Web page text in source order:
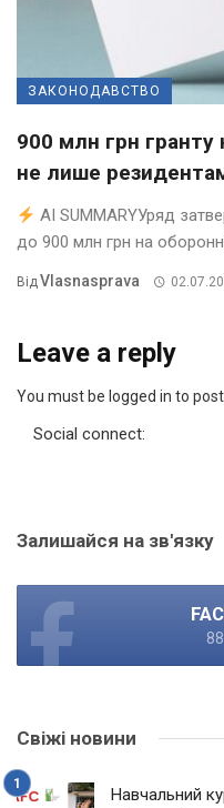
ЗАКОНОДАВСТВО
900 млн грн гранту
не лише
AI SUMMARYУряд
до 900 млн грн на оборонні
ВідVlasnasprava
Leave a reply
You must be logged in to
Social connect:
Залишайся на зв'язку
Свіжі новини
Навчальний